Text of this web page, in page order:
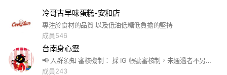
冷哥古早味蛋糕-安和店
專注於食材的品質 以及低油低糖低負擔的堅持
成員546
台南身心靈
📢 入群須知 審核機制： 採 IG 帳號審核制，未通過者不另行通知。 首要任務： 請詳閱置頂公告，並修改群組名稱，無提供服務者，可以不用提供服務內容。 改名格式： 姓名｜提供服務（範例：貳柒｜寵物溝通·天使靈氣）。 🎯 改名效益： 資源對接： 價值一眼可見，合作更精準。 溝通加速： 消除資訊不對稱，大幅提升交流效率。
成員243